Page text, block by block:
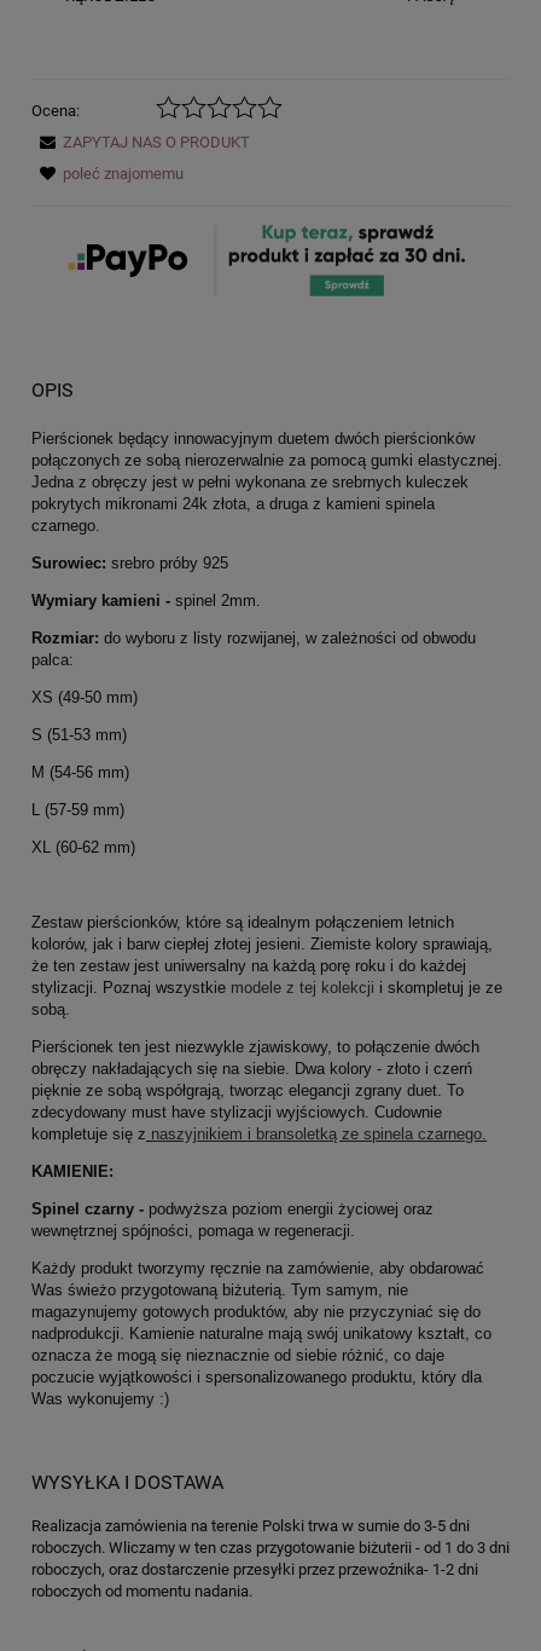
Ocena:
ZAPYTAJ NAS O PRODUKT
poleć znajomemu
OPIS
Pierścionek będący innowacyjnym duetem dwóch pierścionków
połączonych ze sobą nierozerwalnie za pomocą gumki elastycznej.
Jedna z obręczy jest w pełni wykonana ze srebrnych kuleczek
pokrytych mikronami 24k złota, a druga z kamieni spinela
czarnego.
Surowiec: srebro próby 925
Wymiary kamieni - spinel 2mm.
Rozmiar: do wyboru z listy rozwijanej, w zależności od obwodu
palca:
XS (49-50 mm)
S (51-53 mm)
M (54-56 mm)
L (57-59 mm)
XL (60-62 mm)
Zestaw pierścionków, które są idealnym połączeniem letnich
kolorów, jak i barw ciepłej złotej jesieni. Ziemiste kolory sprawiają,
że ten zestaw jest uniwersalny na każdą porę roku i do każdej
stylizacji. Poznaj wszystkie modele z tej kolekcji i skompletuj je ze
sobą.
Pierścionek ten jest niezwykle zjawiskowy, to połączenie dwóch
obręczy nakładających się na siebie. Dwa kolory - złoto i czerń
pięknie ze sobą współgrają, tworząc elegancji zgrany duet. To
zdecydowany must have stylizacji wyjściowych. Cudownie
kompletuje się z naszyjnikiem i bransoletką ze spinela czarnego.
KAMIENIE:
Spinel czarny - podwyższa poziom energii życiowej oraz
wewnętrznej spójności, pomaga w regeneracji.
Każdy produkt tworzymy ręcznie na zamówienie, aby obdarować
Was świeżo przygotowaną biżuterią. Tym samym, nie
magazynujemy gotowych produktów, aby nie przyczyniać się do
nadprodukcji. Kamienie naturalne mają swój unikatowy kształt, co
oznacza że mogą się nieznacznie od siebie różnić, co daje
poczucie wyjątkowości i spersonalizowanego produktu, który dla
Was wykonujemy :)
WYSYŁKA I DOSTAWA
Realizacja zamówienia na terenie Polski trwa w sumie do 3-5 dni
roboczych. Wliczamy w ten czas przygotowanie biżuterii - od 1 do 3 dni
roboczych, oraz dostarczenie przesyłki przez przewoźnika- 1-2 dni
roboczych od momentu nadania.